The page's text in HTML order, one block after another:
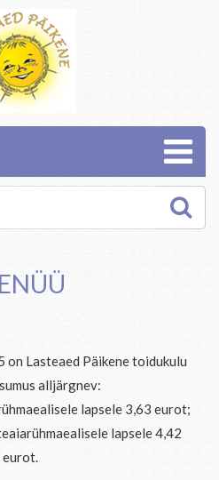
Lasteaed Päikene toidukulu
alljärgnev:
lapsele 3,63 eurot;
lapsele 4,42
eurot.